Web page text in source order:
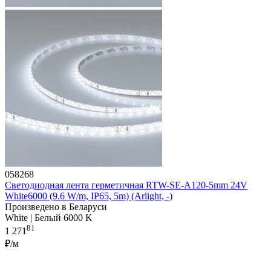
058268
Светодиодная лента герметичная RTW-SE-A120-5mm 24V
White6000 (9.6 W/m, IP65, 5m) (Arlight, -)
Произведено в Беларуси
White | Белый 6000 K
1 271 81
₽/м